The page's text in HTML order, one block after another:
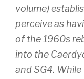
volume)
perceive as
of the 1960s
into the
and SG4.